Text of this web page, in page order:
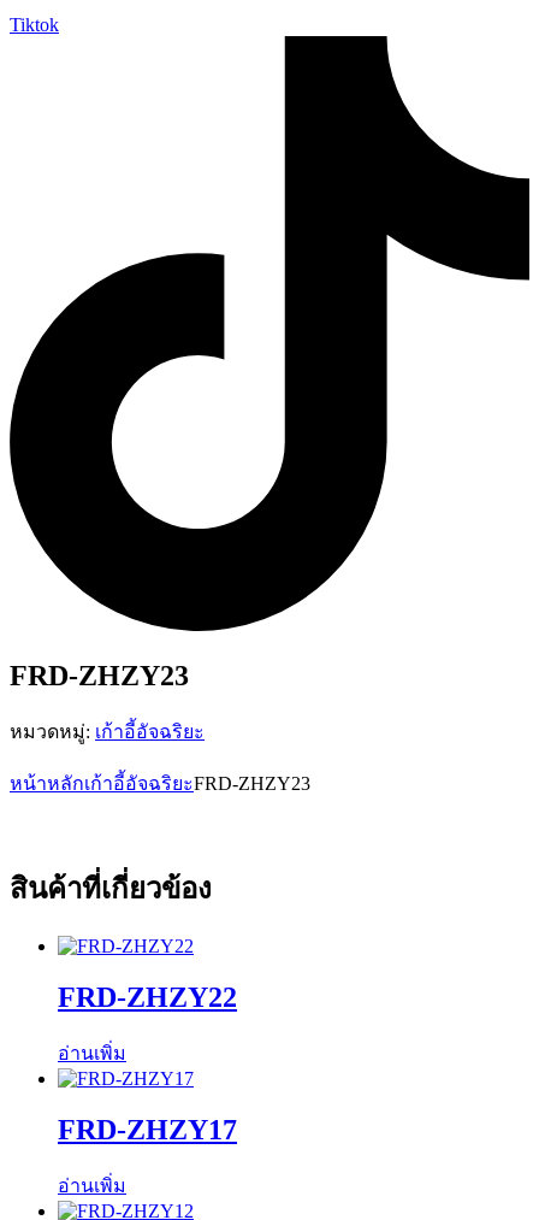
Tiktok
FRD-ZHZY23
หมวดหมู่: เก้าอี้อัจฉริยะ
หน้าหลักเก้าอี้อัจฉริยะFRD-ZHZY23
สินค้าที่เกี่ยวข้อง
FRD-ZHZY22
อ่านเพิ่ม
FRD-ZHZY17
อ่านเพิ่ม